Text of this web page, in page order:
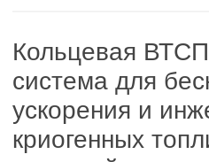
Кольцевая
система для
ускорения и
криогенных